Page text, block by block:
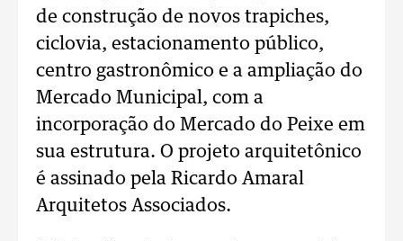
de construção de novos trapiches,
ciclovia, estacionamento público,
centro gastronômico e a ampliação do
Mercado Municipal, com a
incorporação do Mercado do Peixe em
sua estrutura. O projeto arquitetônico
é assinado pela Ricardo Amaral
Arquitetos Associados.